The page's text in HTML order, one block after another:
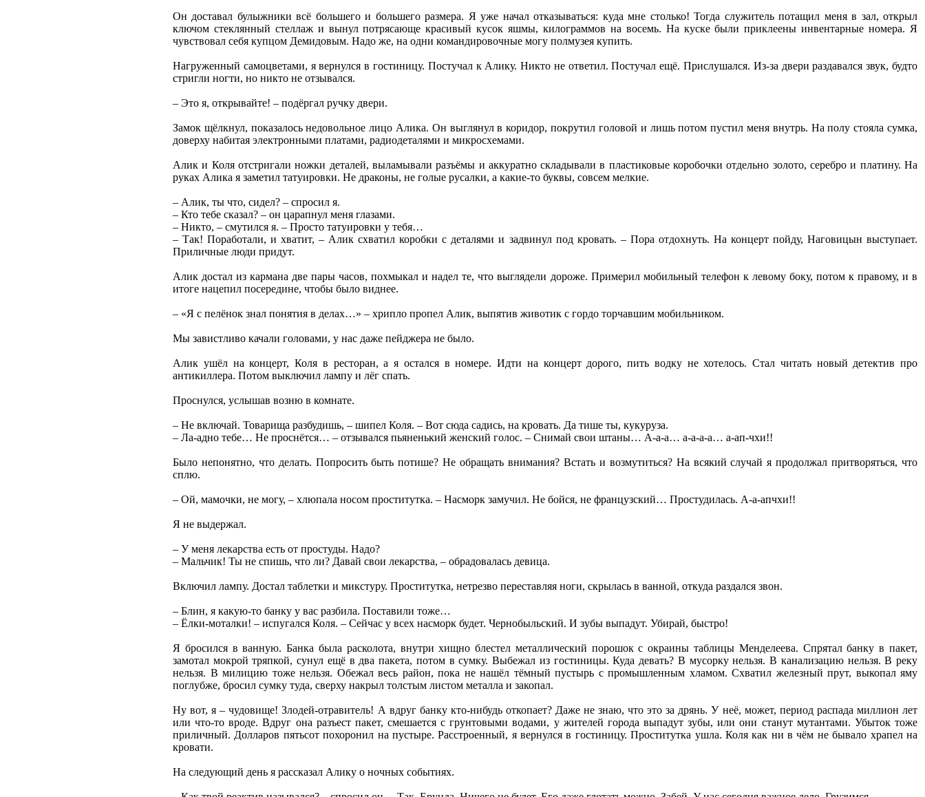
Он доставал булыжники всё большего и большего размера. Я уже начал отказываться: куда мне столько! Тогда служитель потащил меня в зал, открыл
ключом стеклянный стеллаж и вынул потрясающе красивый кусок яшмы, килограммов на восемь. На куске были приклеены инвентарные номера. Я
чувствовал себя купцом Демидовым. Надо же, на одни командировочные могу полмузея купить.
Нагруженный самоцветами, я вернулся в гостиницу. Постучал к Алику. Никто не ответил. Постучал ещё. Прислушался. Из-за двери раздавался звук, будто
стригли ногти, но никто не отзывался.
– Это я, открывайте! – подёргал ручку двери.
Замок щёлкнул, показалось недовольное лицо Алика. Он выглянул в коридор, покрутил головой и лишь потом пустил меня внутрь. На полу стояла сумка,
доверху набитая электронными платами, радиодеталями и микросхемами.
Алик и Коля отстригали ножки деталей, выламывали разъёмы и аккуратно складывали в пластиковые коробочки отдельно золото, серебро и платину. На
руках Алика я заметил татуировки. Не драконы, не голые русалки, а какие-то буквы, совсем мелкие.
– Алик, ты что, сидел? – спросил я.
– Кто тебе сказал? – он царапнул меня глазами.
– Никто, – смутился я. – Просто татуировки у тебя…
– Так! Поработали, и хватит, – Алик схватил коробки с деталями и задвинул под кровать. – Пора отдохнуть. На концерт пойду, Наговицын выступает.
Приличные люди придут.
Алик достал из кармана две пары часов, похмыкал и надел те, что выглядели дороже. Примерил мобильный телефон к левому боку, потом к правому, и в
итоге нацепил посередине, чтобы было виднее.
– «Я с пелёнок знал понятия в делах…» – хрипло пропел Алик, выпятив животик с гордо торчавшим мобильником.
Мы завистливо качали головами, у нас даже пейджера не было.
Алик ушёл на концерт, Коля в ресторан, а я остался в номере. Идти на концерт дорого, пить водку не хотелось. Стал читать новый детектив про
антикиллера. Потом выключил лампу и лёг спать.
Проснулся, услышав возню в комнате.
– Не включай. Товарища разбудишь, – шипел Коля. – Вот сюда садись, на кровать. Да тише ты, кукуруза.
– Ла-адно тебе… Не проснётся… – отзывался пьяненький женский голос. – Снимай свои штаны… А-а-а… а-а-а-а… а-ап-чхи!!
Было непонятно, что делать. Попросить быть потише? Не обращать внимания? Встать и возмутиться? На всякий случай я продолжал притворяться, что
сплю.
– Ой, мамочки, не могу, – хлюпала носом проститутка. – Насморк замучил. Не бойся, не французский… Простудилась. А-а-апчхи!!
Я не выдержал.
– У меня лекарства есть от простуды. Надо?
– Мальчик! Ты не спишь, что ли? Давай свои лекарства, – обрадовалась девица.
Включил лампу. Достал таблетки и микстуру. Проститутка, нетрезво переставляя ноги, скрылась в ванной, откуда раздался звон.
– Блин, я какую-то банку у вас разбила. Поставили тоже…
– Ёлки-моталки! – испугался Коля. – Сейчас у всех насморк будет. Чернобыльский. И зубы выпадут. Убирай, быстро!
Я бросился в ванную. Банка была расколота, внутри хищно блестел металлический порошок с окраины таблицы Менделеева. Спрятал банку в пакет,
замотал мокрой тряпкой, сунул ещё в два пакета, потом в сумку. Выбежал из гостиницы. Куда девать? В мусорку нельзя. В канализацию нельзя. В реку
нельзя. В милицию тоже нельзя. Обежал весь район, пока не нашёл тёмный пустырь с промышленным хламом. Схватил железный прут, выкопал яму
поглубже, бросил сумку туда, сверху накрыл толстым листом металла и закопал.
Ну вот, я – чудовище! Злодей-отравитель! А вдруг банку кто-нибудь откопает? Даже не знаю, что это за дрянь. У неё, может, период распада миллион лет
или что-то вроде. Вдруг она разъест пакет, смешается с грунтовыми водами, у жителей города выпадут зубы, или они станут мутантами. Убыток тоже
приличный. Долларов пятьсот похоронил на пустыре. Расстроенный, я вернулся в гостиницу. Проститутка ушла. Коля как ни в чём не бывало храпел на
кровати.
На следующий день я рассказал Алику о ночных событиях.